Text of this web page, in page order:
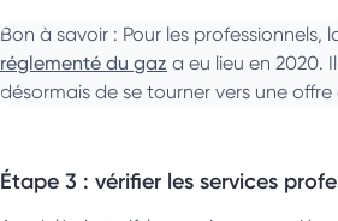
Bon à savoir : Pour les professionnels,
réglementé du gaz a eu lieu en 2020.
désormais de se tourner vers une
Étape 3 : vérifier les services